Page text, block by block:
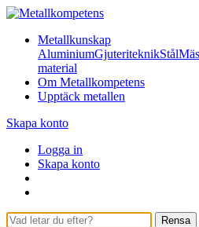
Metallkunskap
AluminiumGjuteriteknikStål
material
Om Metallkompetens
Upptäck metallen
Skapa konto
Logga in
Skapa konto
Rensa